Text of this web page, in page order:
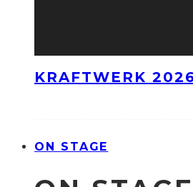
KRAFTWERK
ON STAGE